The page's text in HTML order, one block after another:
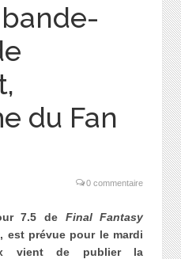
bande-
du Fan
0 commentaire
7.5 de Final Fantasy
, est prévue pour le mardi
vient de publier la